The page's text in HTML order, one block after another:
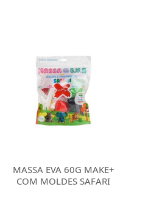
MASSA EVA 60G MAKE+
COM MOLDES SAFARI